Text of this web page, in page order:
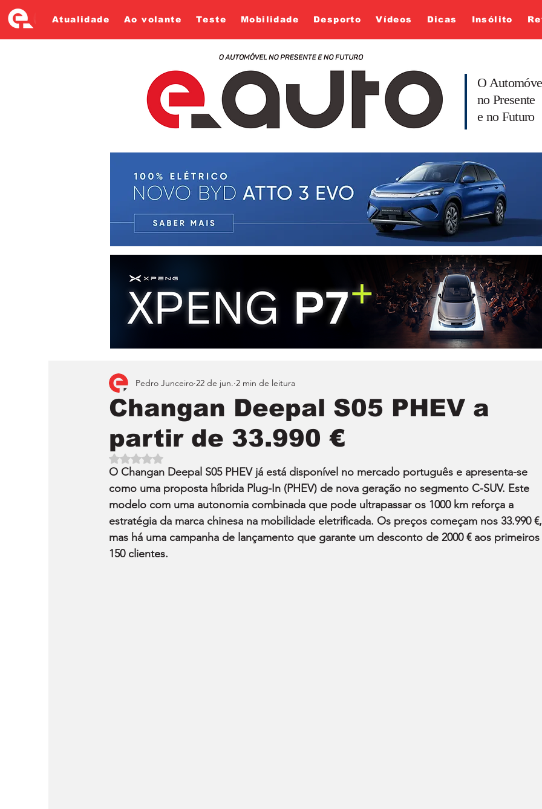
Atualidade Ao volante Teste Mobilidade Desporto Vídeos Dicas Insólito
O
no Presente
e no Futuro
Changan Deepal S05 PHEV a
partir de 33.990 €
Pedro Junceiro 22 de jun. 2 min de leitura
Avaliado com NaN de 5 estrelas.
O Changan Deepal S05 PHEV já está disponível no mercado português e apresenta-se
como uma proposta híbrida Plug-In (PHEV) de nova geração no segmento C-SUV. Este
modelo com uma autonomia combinada que pode ultrapassar os 1000 km reforça a
estratégia da marca chinesa na mobilidade eletrificada. Os preços começam nos 33.990
mas há uma campanha de lançamento que garante um desconto de 2000 € aos primeiros
150 clientes.